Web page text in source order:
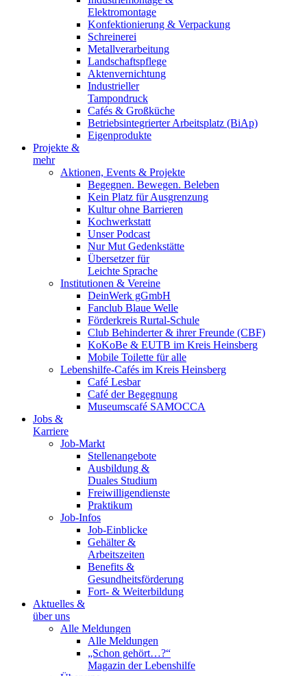
Elektromontage
Konfektionierung & Verpackung
Schreinerei
Metallverarbeitung
Landschaftspflege
Aktenvernichtung
Industrieller
Tampondruck
Cafés & Großküche
Betriebsintegrierter Arbeitsplatz (BiAp)
Eigenprodukte
Projekte &
mehr
Aktionen, Events & Projekte
Begegnen. Bewegen. Beleben
Kein Platz für Ausgrenzung
Kultur ohne Barrieren
Kochwerkstatt
Unser Podcast
Nur Mut Gedenkstätte
Übersetzer für
Leichte Sprache
Institutionen & Vereine
DeinWerk gGmbH
Fanclub Blaue Welle
Förderkreis Rurtal-Schule
Club Behinderter & ihrer Freunde (CBF)
KoKoBe & EUTB im Kreis Heinsberg
Mobile Toilette für alle
Lebenshilfe-Cafés im Kreis Heinsberg
Café Lesbar
Café der Begegnung
Museumscafé SAMOCCA
Jobs &
Karriere
Job-Markt
Stellenangebote
Ausbildung &
Duales Studium
Freiwilligendienste
Praktikum
Job-Infos
Job-Einblicke
Gehälter &
Arbeitszeiten
Benefits &
Gesundheitsförderung
Fort- & Weiterbildung
Aktuelles &
über uns
Alle Meldungen
Alle Meldungen
„Schon gehört…?“
Magazin der Lebenshilfe